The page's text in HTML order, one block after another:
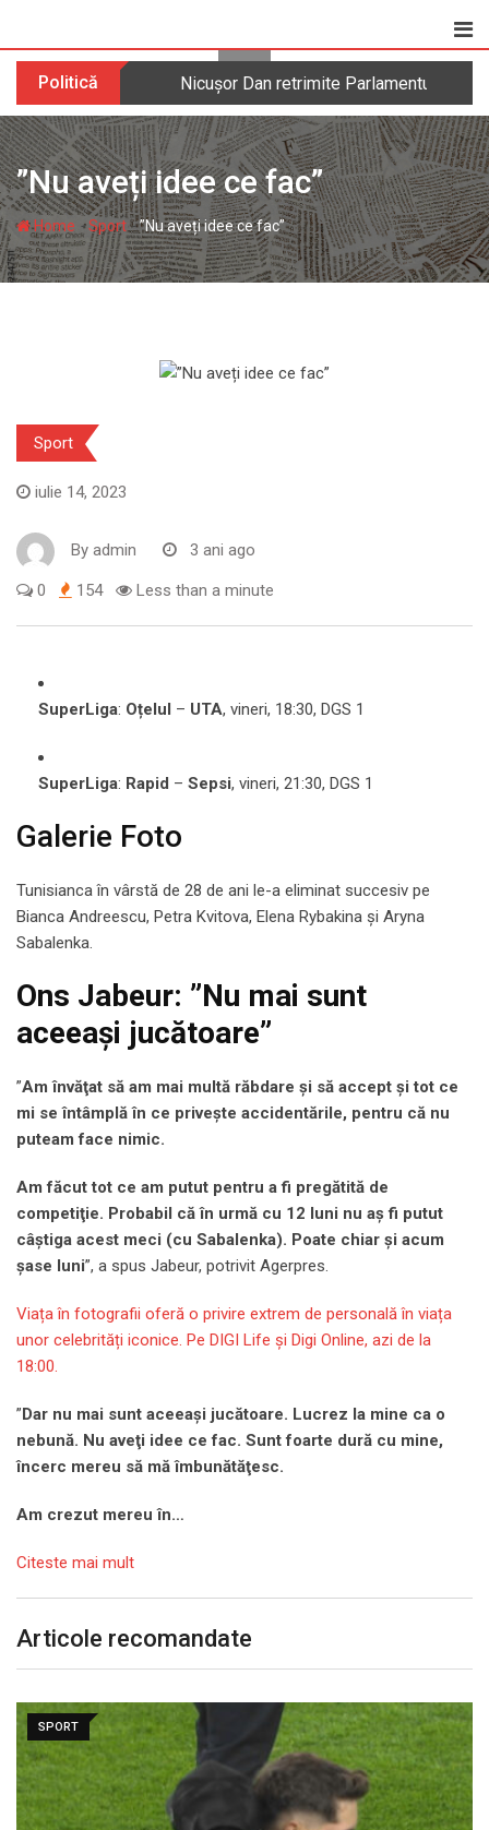
content
Politică Nicușor Dan retrimite Parlamentului
”Nu aveți idee ce fac”
Home -Sport-”Nu aveți idee ce fac”
Sport
iulie 14, 2023
By admin 3 ani ago
0 154 Less than a minute
SuperLiga: Oțelul – UTA, vineri, 18:30, DGS 1
SuperLiga: Rapid – Sepsi, vineri, 21:30, DGS 1
Galerie Foto
Tunisianca în vârstă de 28 de ani le-a eliminat succesiv pe
Bianca Andreescu, Petra Kvitova, Elena Rybakina şi Aryna
Sabalenka.
Ons Jabeur: ”Nu mai sunt
aceeași jucătoare”
”Am învăţat să am mai multă răbdare şi să accept şi tot ce
mi se întâmplă în ce priveşte accidentările, pentru că nu
puteam face nimic.
Am făcut tot ce am putut pentru a fi pregătită de
competiţie. Probabil că în urmă cu 12 luni nu aş fi putut
câştiga acest meci (cu Sabalenka). Poate chiar şi acum
şase luni”, a spus Jabeur, potrivit Agerpres.
Viața în fotografii oferă o privire extrem de personală în viața
unor celebrități iconice. Pe DIGI Life și Digi Online, azi de la
18:00.
”Dar nu mai sunt aceeaşi jucătoare. Lucrez la mine ca o
nebună. Nu aveţi idee ce fac. Sunt foarte dură cu mine,
încerc mereu să mă îmbunătăţesc.
Am crezut mereu în…
Citeste mai mult
Articole recomandate
SPORT
Lovitură de proporții: Ioan Varga, gata să renunțe…
august 7, 2026